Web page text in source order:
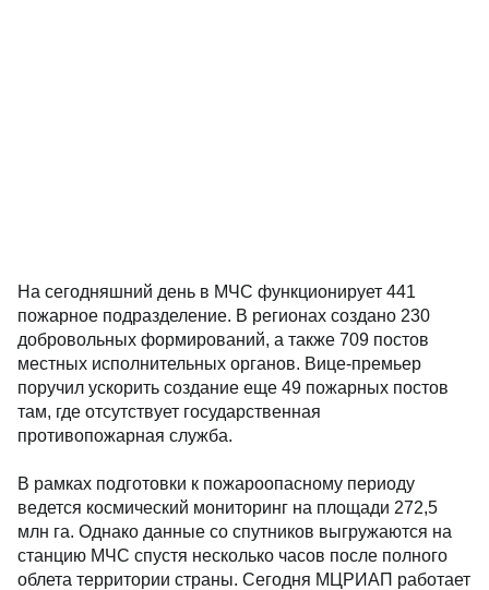
На сегодняшний день в МЧС функционирует 441
пожарное подразделение. В регионах создано 230
добровольных формирований, а также 709 постов
местных исполнительных органов. Вице-премьер
поручил ускорить создание еще 49 пожарных постов
там, где отсутствует государственная
противопожарная служба.
В рамках подготовки к пожароопасному периоду
ведется космический мониторинг на площади 272,5
млн га. Однако данные со спутников выгружаются на
станцию МЧС спустя несколько часов после полного
облета территории страны. Сегодня МЦРИАП работает